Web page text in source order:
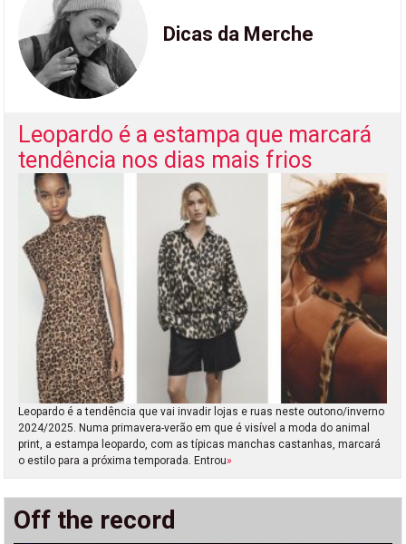
Dicas da Merche
Leopardo é a estampa que marcará
tendência nos dias mais frios
Leopardo é a tendência que vai invadir lojas e ruas neste outono/inverno
2024/2025. Numa primavera-verão em que é visível a moda do animal
print, a estampa leopardo, com as típicas manchas castanhas, marcará
o estilo para a próxima temporada. Entrou»
Off the record